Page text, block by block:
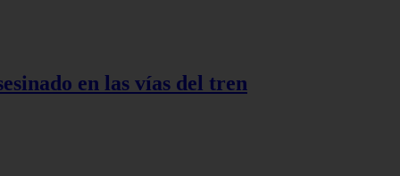
en las vías del tren